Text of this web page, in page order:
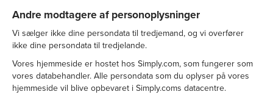
Andre modtagere af personoplysninger
Vi sælger ikke dine persondata til tredjemand, og vi overfører
ikke dine persondata til tredjelande.
Vores hjemmeside er hostet hos Simply.com, som fungerer som
vores databehandler. Alle persondata som du oplyser på vores
hjemmeside vil blive opbevaret i Simply.coms datacentre.